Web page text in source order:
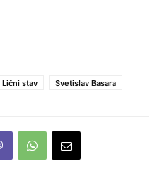
Lični stav Svetislav Basara